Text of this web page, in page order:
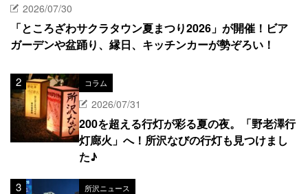
2026/07/30
「ところざわサクラタウン夏まつり2026」が開催！ビア
ガーデンや盆踊り、縁日、キッチンカーが勢ぞろい！
コラム
2026/07/31
200を超える行灯が彩る夏の夜。「野老澤行
灯廊火」へ！所沢なびの行灯も見つけまし
た♪
所沢ニュース